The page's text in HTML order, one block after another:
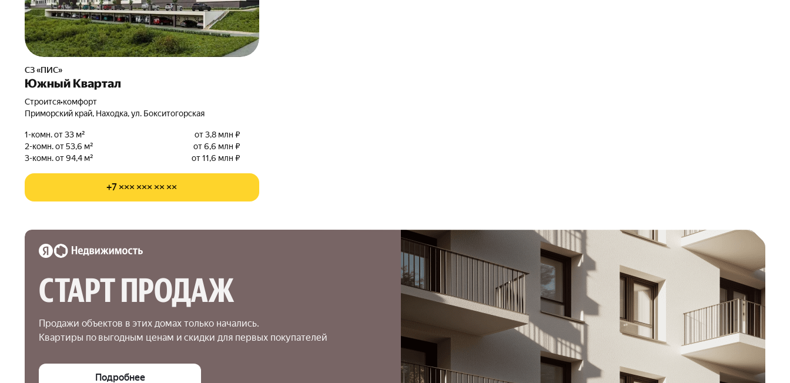
СЗ «ПИС»
Южный Квартал
Строится•комфорт
Приморский край, Находка, ул. Бокситогорская
1-комн. от 33 м²
от 3,8 млн ₽
2-комн. от 53,6 м²
от 6,6 млн ₽
3-комн. от 94,4 м²
от 11,6 млн ₽
+7 ××× ××× ×× ××
СТАРТ ПРОДАЖ
Продажи объектов в этих домах только начались.
Квартиры по выгодным ценам и скидки для первых покупателей
Подробнее